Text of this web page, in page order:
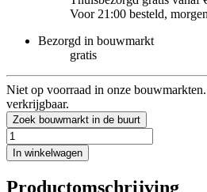
Voor 21:00 besteld,
Bezorgd in bouwmarkt
gratis
Niet op voorraad in onze
verkrijgbaar.
Zoek bouwmarkt in de buurt
In winkelwagen
Productomschrijving